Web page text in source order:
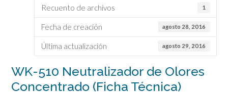
Recuento de archivos 1
Fecha de creación agosto 28, 2016
Última actualización agosto 29, 2016
WK-510 Neutralizador de Olores
Concentrado (Ficha Técnica)